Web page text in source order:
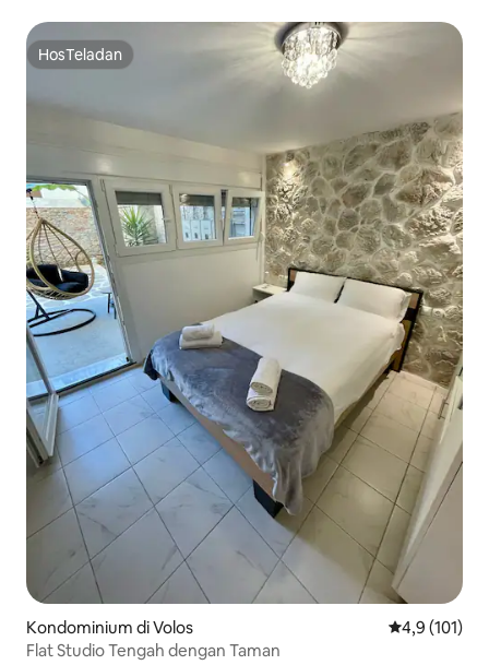
HosTeladan
HosTeladan
Kondominium di Volos Nilai rata-
4,9 (101)
Flat Studio Tengah dengan Taman